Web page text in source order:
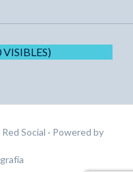
Social · Powered by